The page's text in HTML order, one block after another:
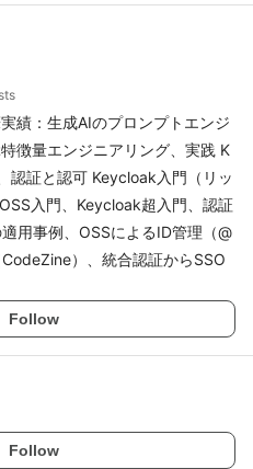
績：生成AIのプロンプトエンジ
徴量エンジニアリング、実践 K
認証と認可 Keycloak入門（リッ
入門、Keycloak超入門、認証
用事例、OSSによるID管理（@
）、統合認証からSSO
Follow
Follow